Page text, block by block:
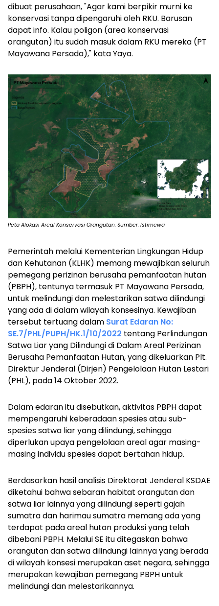
dibuat perusahaan,"Agar kami berpikir murni ke
konservasi tanpa dipengaruhi oleh RKU. Barusan
dapat info. Kalau poligon (area konservasi
orangutan) itu sudah masuk dalam RKU mereka (PT
Mayawana Persada)," kata Yaya.
Peta Alokasi Areal Konservasi Orangutan. Sumber: Istimewa
Pemerintah melalui Kementerian Lingkungan Hidup
dan Kehutanan (KLHK) memang mewajibkan seluruh
pemegang perizinan berusaha pemanfaatan hutan
(PBPH), tentunya termasuk PT Mayawana Persada,
untuk melindungi dan melestarikan satwa dilindungi
yang ada di dalam wilayah konsesinya. Kewajiban
tersebut tertuang dalam Surat Edaran No:
SE.7/PHL/PUPH/HK.1/10/2022 tentang Perlindungan
Satwa Liar yang Dilindungi di Dalam Areal Perizinan
Berusaha Pemanfaatan Hutan, yang dikeluarkan Plt.
Direktur Jenderal (Dirjen) Pengelolaan Hutan Lestari
(PHL), pada 14 Oktober 2022.
Dalam edaran itu disebutkan, aktivitas PBPH dapat
mempengaruhi keberadaan spesies atau sub-
spesies satwa liar yang dilindungi, sehingga
diperlukan upaya pengelolaan areal agar masing-
masing individu spesies dapat bertahan hidup.
Berdasarkan hasil analisis Direktorat Jenderal KSDAE
diketahui bahwa sebaran habitat orangutan dan
satwa liar lainnya yang dilindungi seperti gajah
sumatra dan harimau sumatra memang ada yang
terdapat pada areal hutan produksi yang telah
dibebani PBPH. MelaluiSE itu ditegaskan bahwa
orangutan dan satwa dilindungi lainnya yang berada
di wilayah konsesi merupakan aset negara, sehingga
merupakan kewajiban pemegang PBPH untuk
melindungi dan melestarikannya.